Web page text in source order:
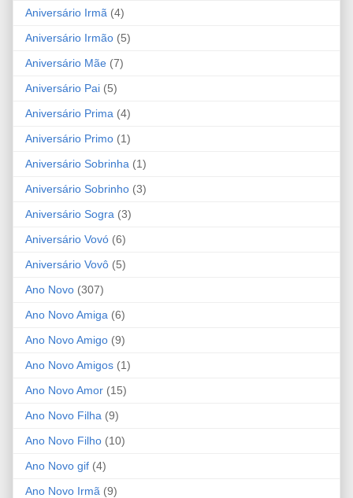
Aniversário Irmã (4)
Aniversário Irmão (5)
Aniversário Mãe (7)
Aniversário Pai (5)
Aniversário Prima (4)
Aniversário Primo (1)
Aniversário Sobrinha (1)
Aniversário Sobrinho (3)
Aniversário Sogra (3)
Aniversário Vovó (6)
Aniversário Vovô (5)
Ano Novo (307)
Ano Novo Amiga (6)
Ano Novo Amigo (9)
Ano Novo Amigos (1)
Ano Novo Amor (15)
Ano Novo Filha (9)
Ano Novo Filho (10)
Ano Novo gif (4)
Ano Novo Irmã (9)